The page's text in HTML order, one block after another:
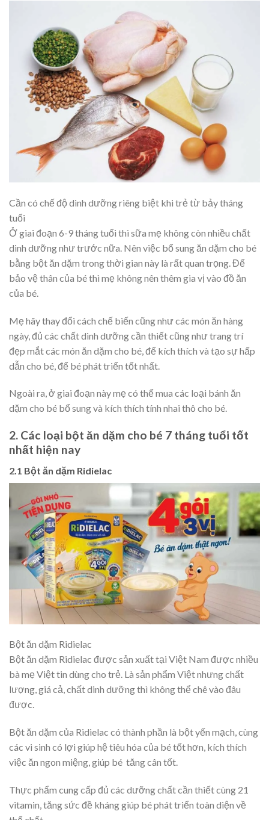
Cần có chế độ dinh dưỡng riêng biệt khi trẻ từ bảy tháng
tuổi
Ở giai đoạn 6-9 tháng tuổi thì sữa mẹ không còn nhiều chất
dinh dưỡng như trước nữa. Nên việc bổ sung ăn dặm cho bé
bằng bột ăn dặm trong thời gian này là rất quan trọng. Để
bảo vệ thân của bé thì mẹ không nên thêm gia vị vào đồ ăn
của bé.
Mẹ hãy thay đổi cách chế biến cũng như các món ăn hàng
ngày, đủ các chất dinh dưỡng cần thiết cũng như trang trí
đẹp mắt các món ăn dặm cho bé, để kích thích và tạo sự hấp
dẫn cho bé, để bé phát triển tốt nhất.
Ngoài ra, ở giai đoạn này mẹ có thể mua các loại bánh ăn
dặm cho bé bổ sung và kích thích tính nhai thô cho bé.
2. Các loại bột ăn dặm cho bé 7 tháng tuổi tốt
nhất hiện nay
2.1 Bột ăn dặm Ridielac
Bột ăn dặm Ridielac
Bột ăn dặm Ridielac được sản xuất tại Việt Nam được nhiều
bà mẹ Việt tin dùng cho trẻ. Là sản phẩm Việt nhưng chất
lượng, giá cả, chất dinh dưỡng thì không thể chê vào đâu
được.
Bột ăn dặm của Ridielac có thành phần là bột yến mạch, cùng
các vi sinh có lợi giúp hệ tiêu hóa của bé tốt hơn, kích thích
việc ăn ngon miệng, giúp bé tăng cân tốt.
Thực phẩm cung cấp đủ các dưỡng chất cần thiết cùng 21
vitamin, tăng sức đề kháng giúp bé phát triển toàn diện về